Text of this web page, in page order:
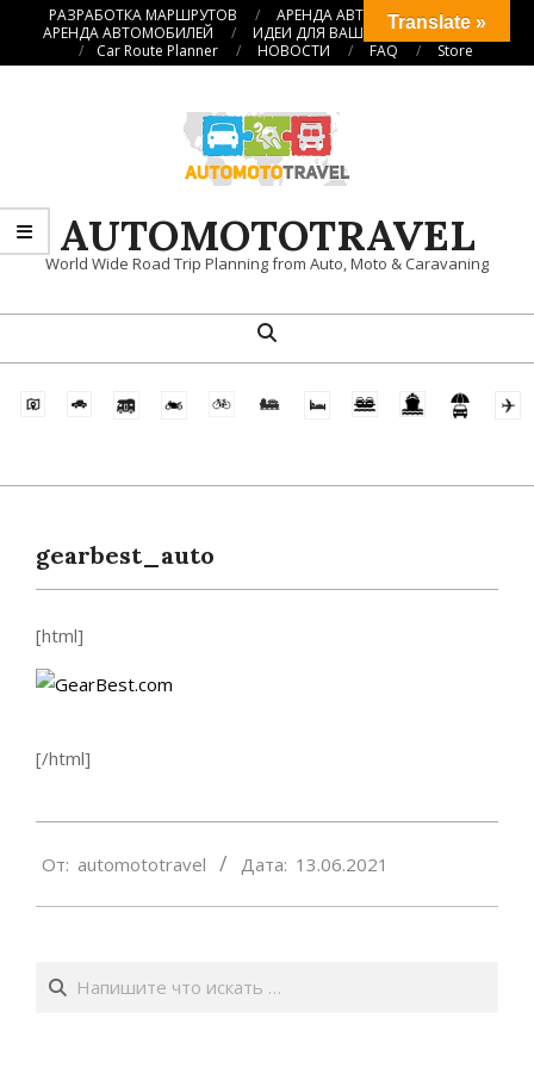
ПерейтиРАЗРАБОТКА МАРШРУТОВ
АРЕНДА АВТОКЕМПЕРОВ
АРЕНДА АВТОМОБИЛЕЙ
ИДЕИ ДЛЯ ВАШИХ ПУТЕШЕСТВИЙ
Car Route Planner
НОВОСТИ FAQ Store
AUTOMOTOTRAVEL
World Wide Road Trip Planning from Auto, Moto & Caravaning
навигационное
Поиск
gearbest_auto
[html]
[/html]
06-
От: automototravel Дата: 13.06.2021
Поиск
Translate »